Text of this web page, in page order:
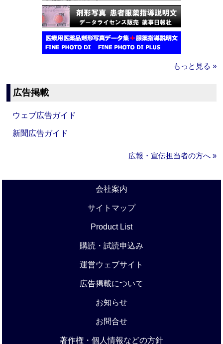
もっと見る »
広告掲載
ウェブ広告ガイド
新聞広告ガイド
広報・宣伝担当者の方へ »
会社案内
サイトマップ
Product List
購読・試読申込み
運営ウェブサイト
広告掲載について
お知らせ
お問合せ
著作権・個人情報などの方針